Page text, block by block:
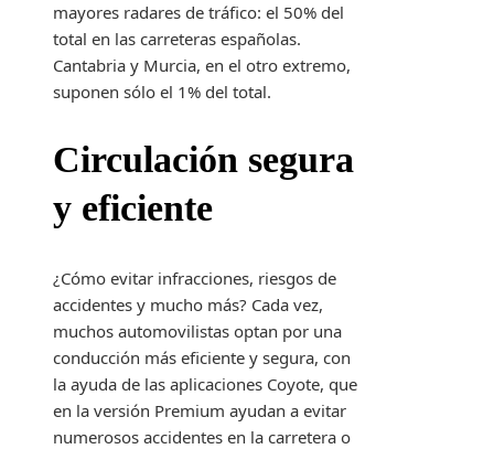
mayores radares de tráfico: el 50% del
total en las carreteras españolas.
Cantabria y Murcia, en el otro extremo,
suponen sólo el 1% del total.
Circulación segura
y eficiente
¿Cómo evitar infracciones, riesgos de
accidentes y mucho más? Cada vez,
muchos automovilistas optan por una
conducción más eficiente y segura, con
la ayuda de las aplicaciones Coyote, que
en la versión Premium ayudan a evitar
numerosos accidentes en la carretera o